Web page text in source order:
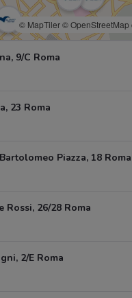
© MapTiler© OpenStreetMap
9/C Roma
23 Roma
Piazza, 18 Roma
Rossi, 26/28 Roma
2/E Roma